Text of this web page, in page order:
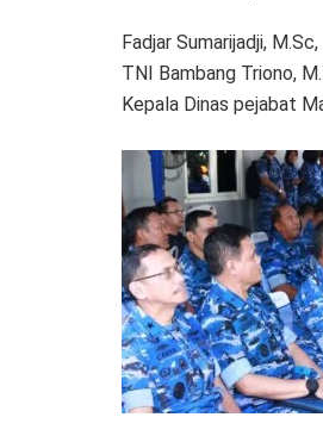
Fadjar Sumarijadji,
TNI Bambang Triono,
Kepala Dinas pejabat